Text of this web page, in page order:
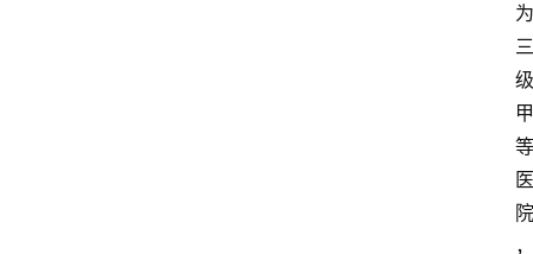
为
三
级
甲
等
医
院
，